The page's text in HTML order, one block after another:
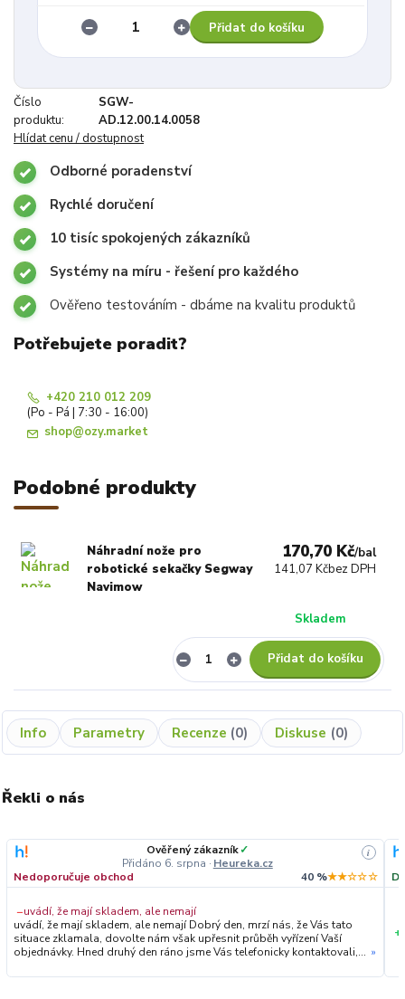
Přidat do košíku
Číslo
produktu:
SGW-
AD.12.00.14.0058
Hlídat cenu / dostupnost
Odborné poradenství
Rychlé doručení
10 tisíc spokojených zákazníků
Systémy na míru - řešení pro každého
Ověřeno testováním - dbáme na kvalitu produktů
Potřebujete poradit?
+420 210 012 209
(Po - Pá | 7:30 - 16:00)
shop@ozy.market
Podobné produkty
Náhradní nože pro
robotické sekačky Segway
Navimow
170,70 Kč/bal
141,07 Kčbez DPH
Skladem
Přidat do košíku
Info Parametry Recenze 0 Diskuse 0
Řekli o nás
Ověřený zákazník✓
Přidáno 6. srpna · Heureka.cz
i
Nedoporučuje obchod 40 %★★☆☆☆
−uvádí, že mají skladem, ale nemají
uvádí, že mají skladem, ale nemají Dobrý den, mrzí nás, že Vás tato
situace zklamala, dovolte nám však upřesnit průběh vyřízení Vaší
objednávky. Hned druhý den ráno jsme Vás telefonicky kontaktovali,
prověřovali jeho dostupnost přímo u dodavatele. Jelikož zboží
»
+